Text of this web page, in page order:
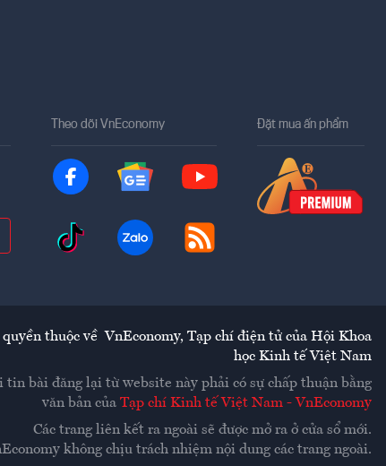
Theo dõi VnEconomy Đặt mua ấn phẩm
thuộc về VnEconomy, Tạp chí điện tử của Hội Khoa
học Kinh tế Việt Nam
tin bài đăng lại từ website này phải có sự chấp thuận bằng
văn bản của Tạp chí Kinh tế Việt Nam - VnEconomy
Các trang liên kết ra ngoài sẽ được mở ra ở cửa sổ mới.
không chịu trách nhiệm nội dung các trang ngoài.